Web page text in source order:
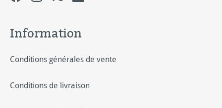
Information
Conditions générales de vente
Conditions de livraison